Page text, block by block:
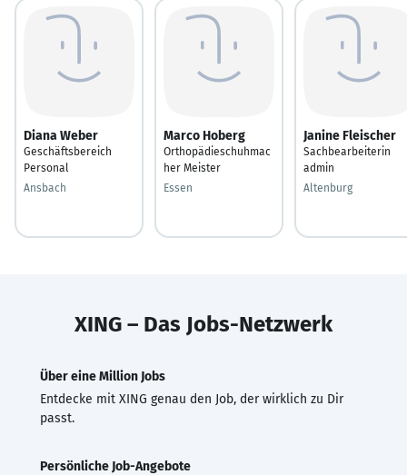
Diana Weber
Geschäftsbereich
Personal
Ansbach
Marco Hoberg
Orthopädieschuhmac
her Meister
Essen
Janine Fleischer
Sachbearbeiterin
admin
Altenburg
XING – Das Jobs-Netzwerk
Über eine Million Jobs
Entdecke mit XING genau den Job, der wirklich zu Dir
passt.
Persönliche Job-Angebote